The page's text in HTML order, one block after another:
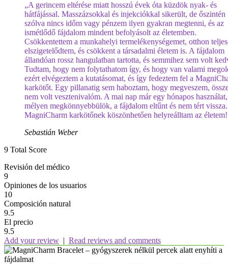
„A gerincem eltérése miatt hosszú évek óta küzdök nyak- és
hátfájással. Masszázsokkal és injekciókkal sikerült, de őszintén
szólva nincs időm vagy pénzem ilyen gyakran megtenni, és az
ismétlődő fájdalom mindent befolyásolt az életemben.
Csökkentettem a munkahelyi termelékenységemet, otthon
elszigetelődtem, és csökkent a társadalmi életem is. A fájdalom
állandóan rossz hangulatban tartotta, és semmihez sem volt
Tudtam, hogy nem folytathatom így, és hogy van valami
ezért elvégeztem a kutatásomat, és így fedeztem fel a
karkötőt. Egy pillanatig sem haboztam, hogy megveszem,
nem volt vesztenivalóm. A mai nap már egy hónapos
mélyen megkönnyebbülök, a fájdalom eltűnt és nem tért
MagniCharm karkötőnek köszönhetően helyreálltam az
Sebastián Weber
9 Total Score
Revisión del médico
9
Opiniones de los usuarios
10
Composición natural
9.5
El precio
9.5
Add your review | Read reviews and comments